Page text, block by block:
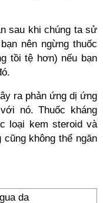
sau khi chúng ta sử
nên ngừng thuốc
tồi tệ hơn) nếu bạn
ra phản ứng dị ứng
nó. Thuốc kháng
loại kem steroid và
không thể ngăn